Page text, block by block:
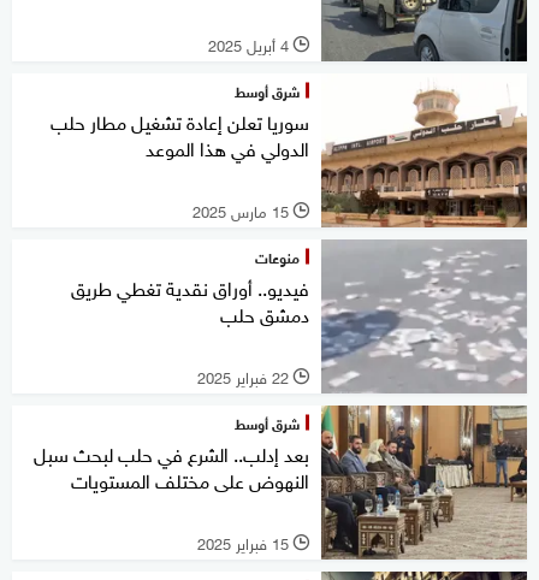
l 4 أبريل 2025
شرق أوسط
سوريا تعلن إعادة تشغيل مطار حلب
الدولي في هذا الموعد
l 15 مارس 2025
منوعات
فيديو.. أوراق نقدية تغطي طريق
دمشق حلب
l 22 فبراير 2025
شرق أوسط
بعد إدلب.. الشرع في حلب لبحث سبل
النهوض على مختلف المستويات
l 15 فبراير 2025